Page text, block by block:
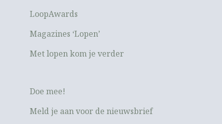
LoopAwards
Magazines ‘Lopen’
Met lopen kom je verder
Doe mee!
Meld je aan voor de nieuwsbrief